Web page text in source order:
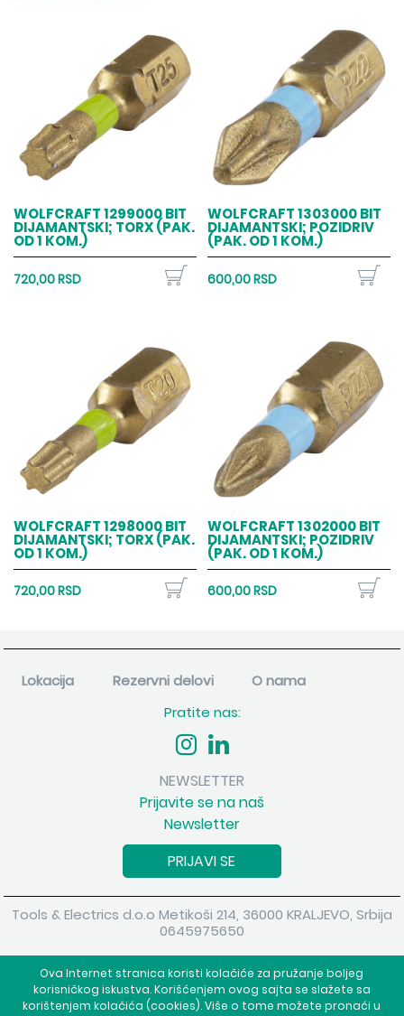
Ova Internet stranica koristi kolačiće za pružanje boljeg
korisničkog iskustva. Korišćenjem ovog sajta se slažete sa
korištenjem kolačića (cookies). Više o tome možete pronaći u
WOLFCRAFT 1299000 BIT
DIJAMANTSKI; TORX (PAK.
OD 1 KOM.)
720,00 RSD
WOLFCRAFT 1303000 BIT
DIJAMANTSKI; POZIDRIV
(PAK. OD 1 KOM.)
600,00 RSD
WOLFCRAFT 1298000 BIT
DIJAMANTSKI; TORX (PAK.
OD 1 KOM.)
720,00 RSD
WOLFCRAFT 1302000 BIT
DIJAMANTSKI; POZIDRIV
(PAK. OD 1 KOM.)
600,00 RSD
Lokacija Rezervni delovi
O nama
Pratite nas:
NEWSLETTER
Prijavite se na naš
Newsletter
PRIJAVI SE
Tools & Electrics d.o.o Metikoši 214, 36000 KRALJEVO, Srbija
0645975650
Powered byshopen.com